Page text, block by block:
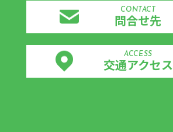
CONTACT
問合せ先
ACCESS
交通アクセス